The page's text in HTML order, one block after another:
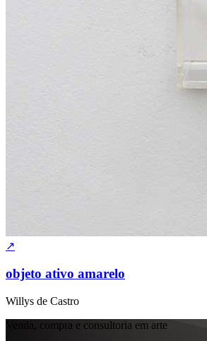
↗
objeto ativo amarelo
Willys de Castro
Venda, compra e consultoria em arte